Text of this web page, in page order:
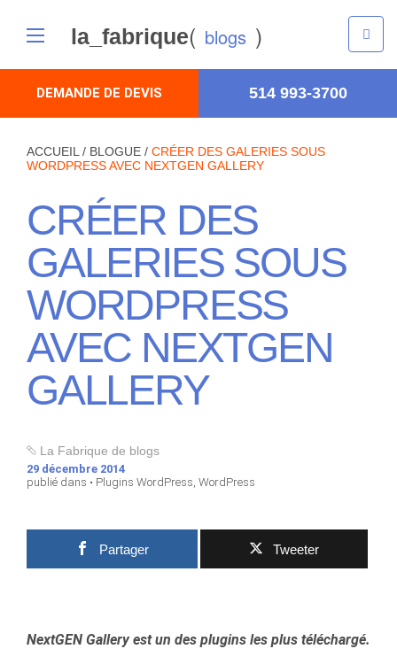
la_fabrique( blogs )
DEMANDE DE DEVIS 514 993-3700
ACCUEIL / BLOGUE / CRÉER DES GALERIES SOUS
WORDPRESS AVEC NEXTGEN GALLERY
CRÉER DES
GALERIES SOUS
WORDPRESS
AVEC NEXTGEN
GALLERY
La Fabrique de blogs
29 décembre 2014
publié dans • Plugins WordPress, WordPress
Partager Tweeter
NextGEN Gallery est un des plugins les plus téléchargé.